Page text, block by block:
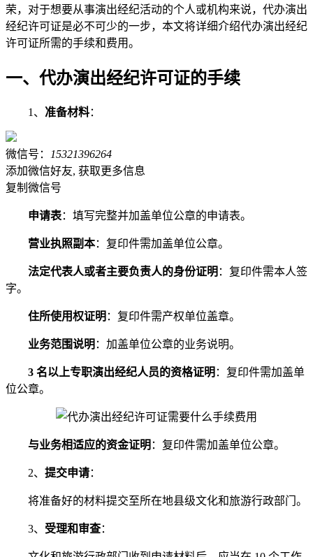
荣，对于想要从事演出经纪活动的个人或机构来说，代办演出
经纪许可证是必不可少的一步，本文将详细介绍代办演出经纪
许可证所需的手续和费用。
一、代办演出经纪许可证的手续
1、 准备材料：
微信号：
15321396264
添加微信好友, 获取更多信息
复制微信号
申请表：填写完整并加盖单位公章的申请表。
营业执照副本：复印件需加盖单位公章。
法定代表人或者主要负责人的身份证明 ：复印件需本人签
字。
住所使用权证明 ：复印件需产权单位盖章。
业务范围说明 ：加盖单位公章的业务说明。
3 名以上专职演出经纪人员的资格证明 ：复印件需加盖单
位公章。
与业务相适应的资金证明 ：复印件需加盖单位公章。
2、 提交申请：
将准备好的材料提交至所在地县级文化和旅游行政部门。
3、 受理和审查：